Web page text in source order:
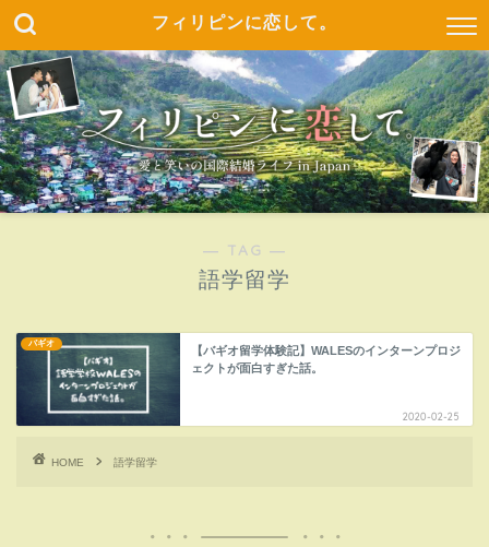
フィリピンに恋して。
― TAG ―
語学留学
バギオ
【バギオ留学体験記】WALESのインターンプロジ
ェクトが面白すぎた話。
2020-02-25
HOME 語学留学